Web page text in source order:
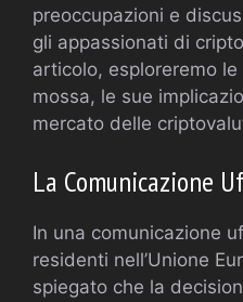
preoccupazioni e
gli appassionati di
articolo, esploreremo
mossa, le sue
mercato delle
La Comunicazione
In una comunicazione
residenti nell’Unione
spiegato che la